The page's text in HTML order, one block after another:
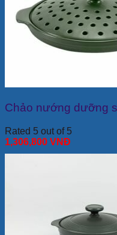
Chảo nướng dưỡng
Rated 5 out of 5
1,306,800 VNĐ